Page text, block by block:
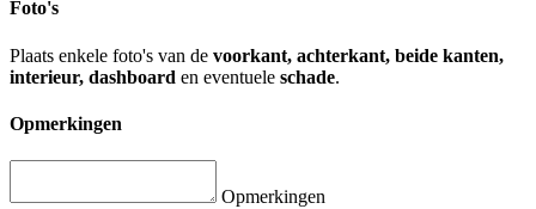
Foto's
Plaats enkele foto's van de voorkant, achterkant, beide kanten,
interieur, dashboard en eventuele schade.
Opmerkingen
Opmerkingen